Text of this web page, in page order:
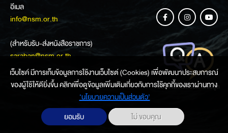
อีเมล
info@nsm.or.th
(สำหรับรับ-ส่งหนังสือราชการ)
saraban@nsm.or.th
ช่องทางการสอบถามข้อมูล
เว็บไซค์ มีการเก็บข้อมูลการใช้งานเว็บไซต์ (Cookies) เพื่อพัฒนาประสบการณ์
ของผู้ใช้ให้ดียิ่งขึ้น คลิกเพื่อดูข้อมูลเพิ่มเติมเกี่ยวกับการใช้คุกกี้ของเราผ่านทาง
‘นโยบายความเป็นส่วนตัว'
ยอมรับ
ไม่ ขอบคุณ